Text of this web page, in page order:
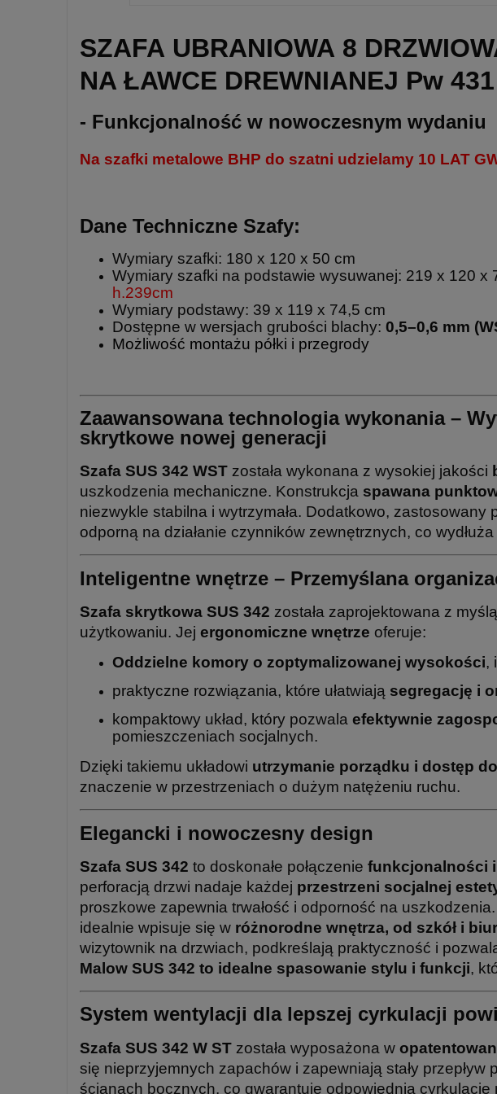
SZAFA UBRANIOWA 8
NA ŁAWCE DREWNIANEJ Pw
- Funkcjonalność w nowoczesnym wydaniu
Na szafki metalowe BHP do szatni udzielamy 10 LAT
Dane Techniczne Szafy:
Wymiary szafki: 180 x 120 x 50 cm
Wymiary szafki na podstawie wysuwanej: 219 x 120 x
h.239cm
Wymiary podstawy: 39 x 119 x 74,5 cm
Dostępne w wersjach grubości blachy: 0,5–0,6 mm
Możliwość montażu półki i przegrody
Zaawansowana technologia wykonania –
skrytkowe nowej generacji
Szafa SUS 342 WST została wykonana z wysokiej jakości
uszkodzenia mechaniczne. Konstrukcja spawana
niezwykle stabilna i wytrzymała. Dodatkowo, zastosowany
odporną na działanie czynników zewnętrznych, co
Inteligentne wnętrze – Przemyślana
Szafa skrytkowa SUS 342 została zaprojektowana z
użytkowaniu. Jej ergonomiczne wnętrze oferuje:
Oddzielne komory o zoptymalizowanej wysokości,
praktyczne rozwiązania, które ułatwiają segregację i
kompaktowy układ, który pozwala efektywnie
pomieszczeniach socjalnych.
Dzięki takiemu układowi utrzymanie porządku i dostęp
znaczenie w przestrzeniach o dużym natężeniu ruchu.
Elegancki i nowoczesny design
Szafa SUS 342 to doskonałe połączenie funkcjonalności
perforacją drzwi nadaje każdej przestrzeni socjalnej
proszkowe zapewnia trwałość i odporność na
idealnie wpisuje się w różnorodne wnętrza, od szkół i
wizytownik na drzwiach, podkreślają praktyczność i
Malow SUS 342 to idealne spasowanie stylu i funkcji,
System wentylacji dla lepszej cyrkulacji
Szafa SUS 342 W ST została wyposażona w
się nieprzyjemnych zapachów i zapewniają stały
ścianach bocznych, co gwarantuje odpowiednią